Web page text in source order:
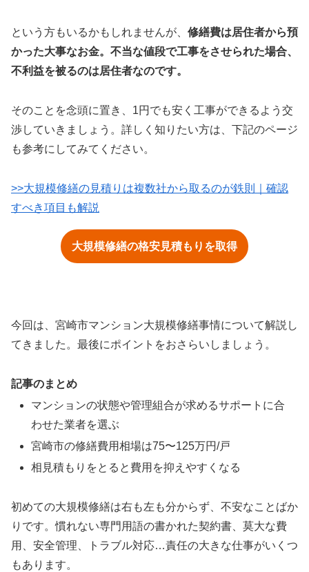
という方もいるかもしれませんが、 修繕費は居住者から預
かった大事なお金。不当な値段で工事をさせられた場合、
不利益を被るのは居住者なのです。
そのことを念頭に置き、1円でも安く工事ができるよう交
渉していきましょう。詳しく知りたい方は、下記のページ
も参考にしてみてください。
>>大規模修繕の見積りは複数社から取るのが鉄則｜確認
すべき項目も解説
大規模修繕の格安見積もりを取得
今回は、宮崎市マンション大規模修繕事情について解説し
てきました。最後にポイントをおさらいしましょう。
記事のまとめ
マンションの状態や管理組合が求めるサポートに合
わせた業者を選ぶ
宮崎市の修繕費用相場は75〜125万円/戸
相見積もりをとると費用を抑えやすくなる
初めての大規模修繕は右も左も分からず、不安なことばか
りです。慣れない専門用語の書かれた契約書、莫大な費
用、安全管理、トラブル対応…責任の大きな仕事がいくつ
もあります。